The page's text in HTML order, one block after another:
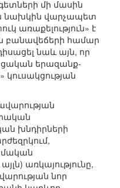
մի մասին
նախկին վարչապետ
առաքելություն» է
բանավեճերի համար
նաև այն, որ
երազանք-
խնդիրների
առկայությունը,
նոր